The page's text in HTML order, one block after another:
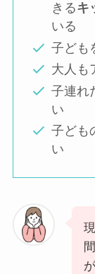
きるキ
いる
子ども
大人も
子連れ
い
子ども
い